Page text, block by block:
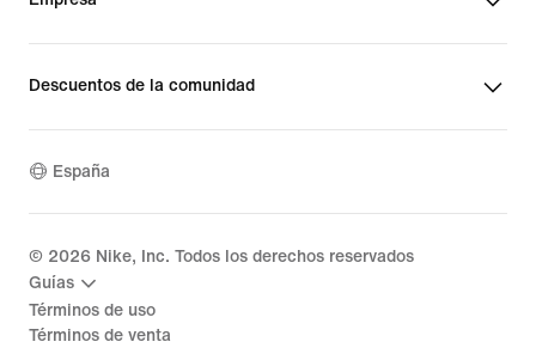
Descuentos de la comunidad
España
© 2026 Nike, Inc. Todos los derechos reservados
Guías
Términos de uso
Términos de venta